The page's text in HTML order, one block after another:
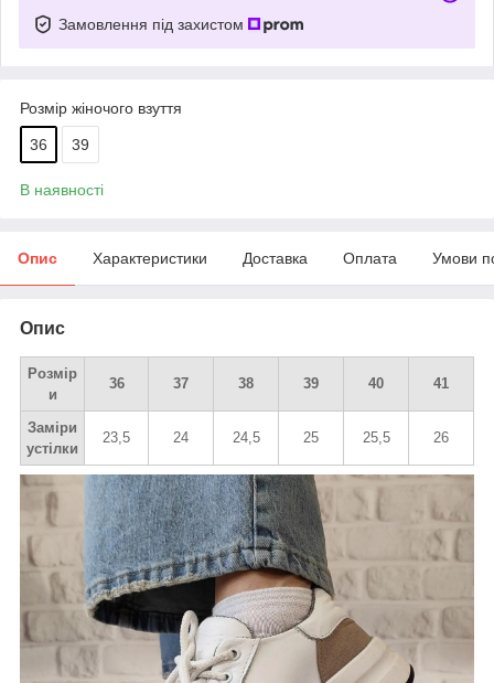
Замовлення під захистом
Розмір жіночого взуття
36 39
В наявності
Опис Характеристики Доставка Оплата Умови
Опис
Розмір
и
36 37 38 39 40 41
Заміри
устілки
23,5 24 24,5 25 25,5 26